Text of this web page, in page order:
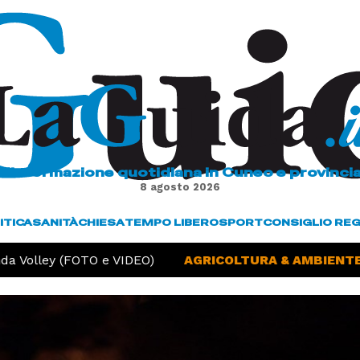
L'informazione quotidiana in Cuneo e
8 agosto 2026
SANITÀCHIESATEMPO LIBEROSPORTCONSIGLIO
(FOTO e VIDEO) AGRICOLTURA & AMBIENTE -